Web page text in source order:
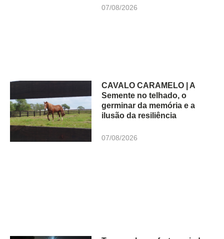
07/08/2026
CAVALO CARAMELO | A
Semente no telhado, o
germinar da memória e a
ilusão da resiliência
07/08/2026